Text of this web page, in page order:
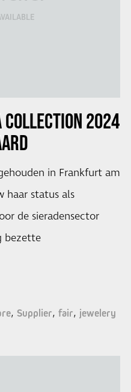
COLLECTION 2024
in Frankfurt am
haar status als
de sieradensector
bezette
Supplier fair jewelery